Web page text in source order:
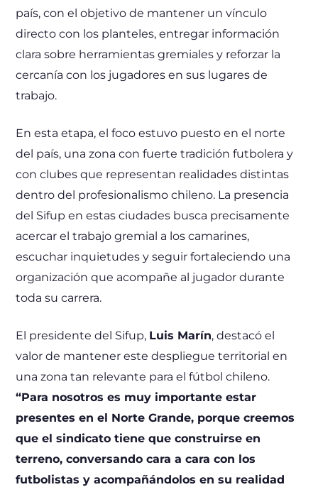
país, con el objetivo de mantener un vínculo
directo con los planteles, entregar información
clara sobre herramientas gremiales y reforzar la
cercanía con los jugadores en sus lugares de
trabajo.
En esta etapa, el foco estuvo puesto en el norte
del país, una zona con fuerte tradición futbolera y
con clubes que representan realidades distintas
dentro del profesionalismo chileno. La presencia
del Sifup en estas ciudades busca precisamente
acercar el trabajo gremial a los camarines,
escuchar inquietudes y seguir fortaleciendo una
organización que acompañe al jugador durante
toda su carrera.
El presidente del Sifup, Luis Marín, destacó el
valor de mantener este despliegue territorial en
una zona tan relevante para el fútbol chileno.
“Para nosotros es muy importante estar
presentes en el Norte Grande, porque creemos
que el sindicato tiene que construirse en
terreno, conversando cara a cara con los
futbolistas y acompañándolos en su realidad